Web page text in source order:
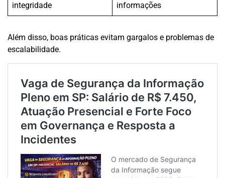
integridade
informações
Além disso, boas práticas evitam gargalos e problemas de
escalabilidade.